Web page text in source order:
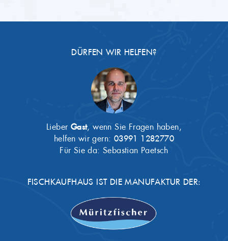
DÜRFEN WIR HELFEN?
Lieber Gast, wenn Sie Fragen haben,
helfen wir gern: 03991 1282770
Für Sie da: Sebastian Paetsch
FISCHKAUFHAUS IST DIE MANUFAKTUR DER: